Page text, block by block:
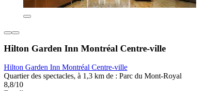
Hilton Garden Inn Montréal Centre-ville
Hilton Garden Inn Montréal Centre-ville
Quartier des spectacles, à 1,3 km de : Parc du Mont-Royal
8,8/10